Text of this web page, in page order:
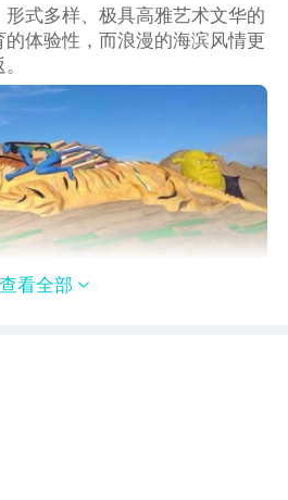
式多样、极具高雅艺术文华的
体验性，而浪漫的海滨风情更
滩配套休闲区。
查看全部 